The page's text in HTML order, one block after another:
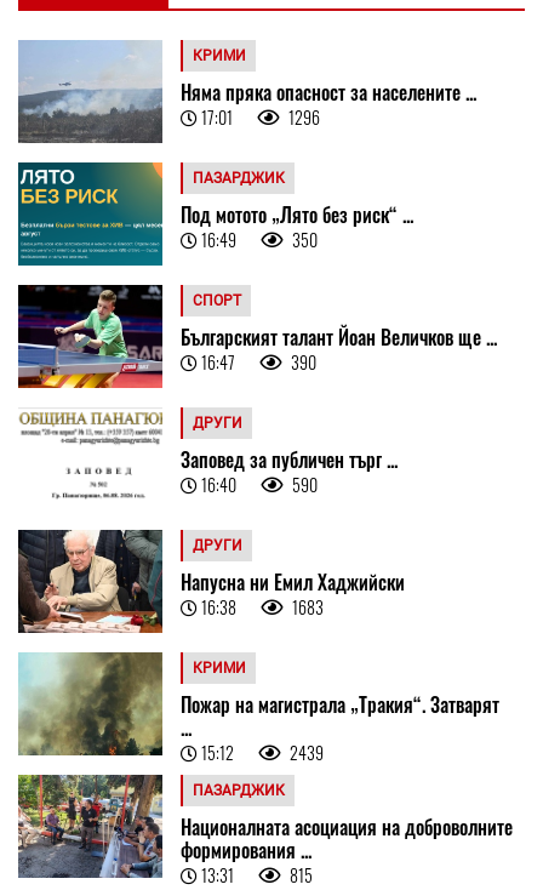
КРИМИ
Няма пряка опасност за населените ...
17:01 1296
ПАЗАРДЖИК
Под мотото „Лято без риск“ ...
16:49 350
СПОРТ
Българският талант Йоан Величков ще ...
16:47 390
ДРУГИ
Заповед за публичен търг ...
16:40 590
ДРУГИ
Напусна ни Емил Хаджийски
16:38 1683
КРИМИ
Пожар на магистрала „Тракия“. Затварят
...
15:12 2439
ПАЗАРДЖИК
Националната асоциация на доброволните
формирования ...
13:31 815